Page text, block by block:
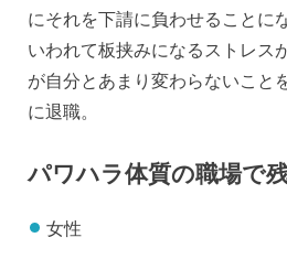
にそれを下請に負わせることに
いわれて板挟みになるストレス
が自分とあまり変わらないこと
に退職。
パワハラ体質の職場で
女性